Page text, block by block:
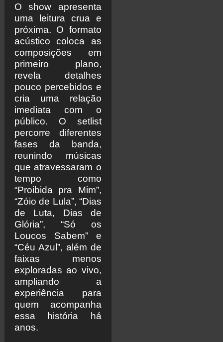
O show apresenta
uma leitura crua e
próxima. O formato
acústico coloca as
composições em
primeiro plano,
revela detalhes
pouco percebidos e
cria uma relação
imediata com o
público. O setlist
percorre diferentes
fases da banda,
reunindo músicas
que atravessaram o
tempo como
“Proibida pra Mim”,
“Zóio de Lula”, “Dias
de Luta, Dias de
Glória”, “Só os
Loucos Sabem” e
“Céu Azul”, além de
faixas menos
exploradas ao vivo,
ampliando a
experiência para
quem acompanha
essa história há
anos.